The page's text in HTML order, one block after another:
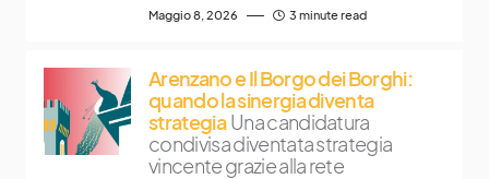
Maggio 8, 2026 3 minute read
Arenzano e Il Borgo dei Borghi:
quando la sinergia diventa
strategia Una candidatura
condivisa diventata strategia
vincente grazie alla rete